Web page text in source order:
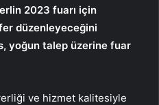
2023 fuarı için
düzenleyeceğini
yoğun talep üzerine fuar
ve hizmet kalitesiyle